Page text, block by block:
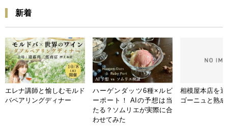
新着
エレナ講師と愉しむモルド
バペアリングディナー
ハーゲンダッツ6種×ルビ
ーポート！ AIの予想は当
たる？ソムリエが実際に合
わせてみた
相模屋本店を
ゴーニュと熟